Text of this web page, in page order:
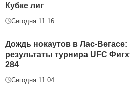
Кубке лиг
Сегодня 11:16
Дождь нокаутов в Лас-Вегасе:
результаты турнира UFC
284
Сегодня 11:04